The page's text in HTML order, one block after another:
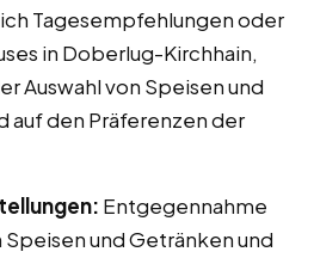
Tagesempfehlungen oder
in Doberlug-Kirchhain,
Auswahl von Speisen und
auf den Präferenzen der
Entgegennahme
und Getränken und